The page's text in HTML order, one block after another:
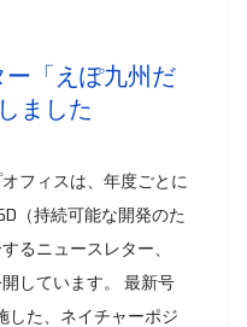
ー「えぽ九州だ
ました
フィスは、年度ごとに
（持続可能な開発のた
るニュースレター、
しています。 最新号
た、ネイチャーポジ